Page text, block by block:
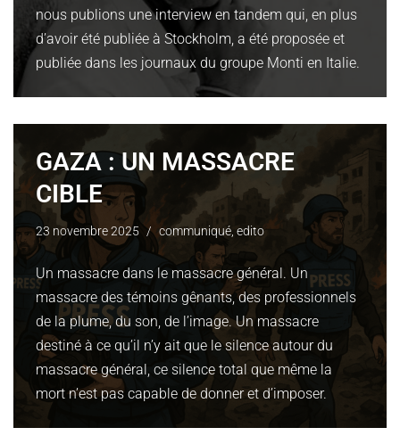
nous publions une interview en tandem qui, en plus
d’avoir été publiée à Stockholm, a été proposée et
publiée dans les journaux du groupe Monti en Italie.
GAZA : UN MASSACRE
CIBLE
23 novembre 2025 communiqué, edito
Un massacre dans le massacre général. Un
massacre des témoins gênants, des professionnels
de la plume, du son, de l’image. Un massacre
destiné à ce qu’il n’y ait que le silence autour du
massacre général, ce silence total que même la
mort n’est pas capable de donner et d’imposer.